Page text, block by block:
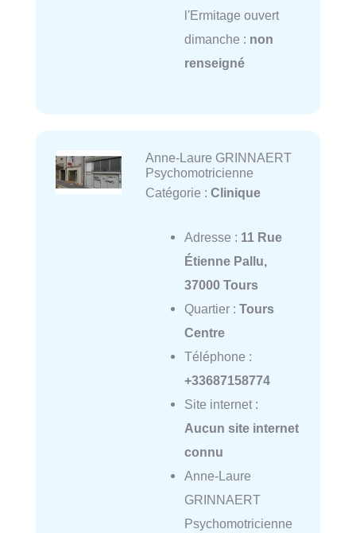
l'Ermitage ouvert
dimanche : non
renseigné
Anne-Laure GRINNAERT
Psychomotricienne
Catégorie : Clinique
Adresse : 11 Rue
Étienne Pallu,
37000 Tours
Quartier : Tours
Centre
Téléphone :
+33687158774
Site internet :
Aucun site internet
connu
Anne-Laure
GRINNAERT
Psychomotricienne